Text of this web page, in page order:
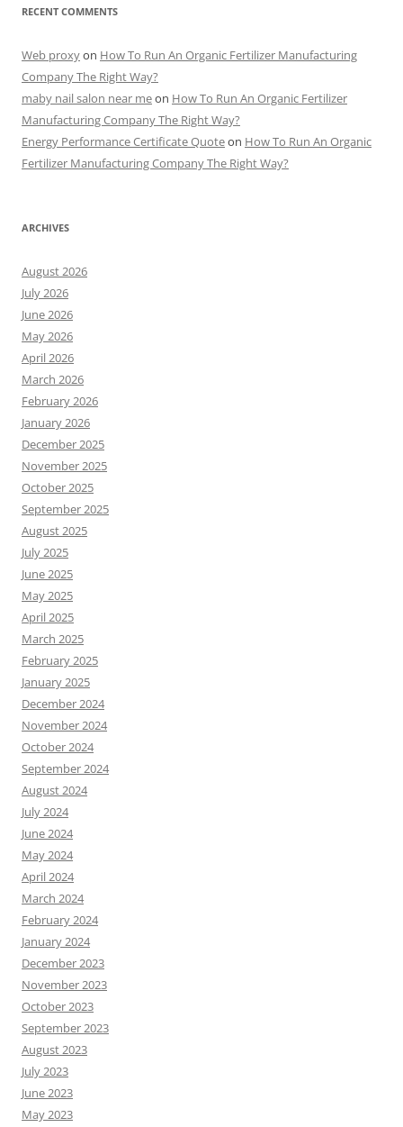
RECENT COMMENTS
Web proxyon How To Run An Organic Fertilizer Manufacturing
Company The Right Way?
maby nail salon near meon How To Run An Organic Fertilizer
Manufacturing Company The Right Way?
Energy Performance Certificate Quoteon How To Run An Organic
Fertilizer Manufacturing Company The Right Way?
ARCHIVES
August 2026
July 2026
June 2026
May 2026
April 2026
March 2026
February 2026
January 2026
December 2025
November 2025
October 2025
September 2025
August 2025
July 2025
June 2025
May 2025
April 2025
March 2025
February 2025
January 2025
December 2024
November 2024
October 2024
September 2024
August 2024
July 2024
June 2024
May 2024
April 2024
March 2024
February 2024
January 2024
December 2023
November 2023
October 2023
September 2023
August 2023
July 2023
June 2023
May 2023